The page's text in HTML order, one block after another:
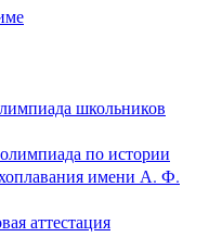
школьников
по истории
имени А. Ф.
аттестация